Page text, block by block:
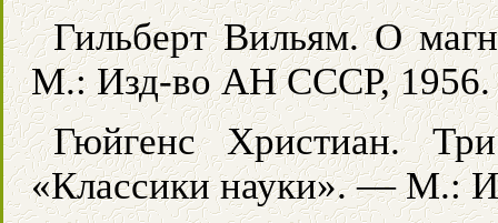
Гильберт Вильям. О
М.: Изд-во АН СССР, 1956.
Гюйгенс Христиан.
«Классики науки». — М.: